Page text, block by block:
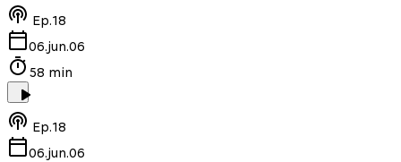
Ep.18
06.jun.06
58 min
Ep.18
06.jun.06